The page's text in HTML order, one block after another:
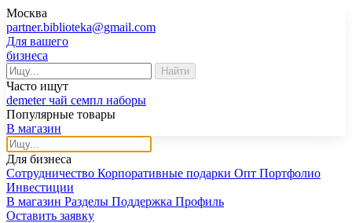
Москва
partner.biblioteka@gmail.com
Для вашего
бизнеса
Найти
Часто ищут
demeterчай семпл наборы
Популярные товары
В магазин
Для бизнеса
Сотрудничество Корпоративные подарки Опт Портфолио
Инвестиции
В магазин Разделы Поддержка Профиль
Оставить заявку